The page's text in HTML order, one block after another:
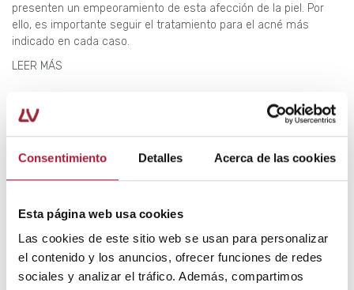
Consentimiento Detalles Acerca de las cookies
Esta página web usa cookies
Las cookies de este sitio web se usan para personalizar
el contenido y los anuncios, ofrecer funciones de redes
sociales y analizar el tráfico. Además, compartimos
presenten un empeoramiento de esta afección de la piel. Por
ello, es importante seguir el tratamiento para el acné más
indicado en cada caso.
LEER MÁS